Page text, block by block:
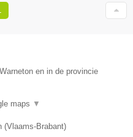
en in de provincie
maps ▼
(Vlaams-Brabant)